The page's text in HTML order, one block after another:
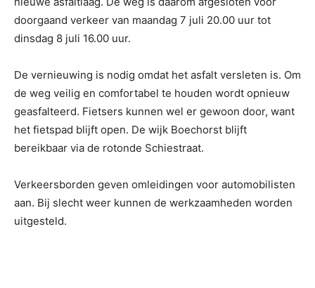
doorgaand verkeer van maandag 7 juli 20.00 uur tot
dinsdag 8 juli 16.00 uur.
De vernieuwing is nodig omdat het asfalt versleten is. Om
de weg veilig en comfortabel te houden wordt opnieuw
geasfalteerd. Fietsers kunnen wel er gewoon door, want
het fietspad blijft open. De wijk Boechorst blijft
bereikbaar via de rotonde Schiestraat.
Verkeersborden geven omleidingen voor automobilisten
aan. Bij slecht weer kunnen de werkzaamheden worden
uitgesteld.